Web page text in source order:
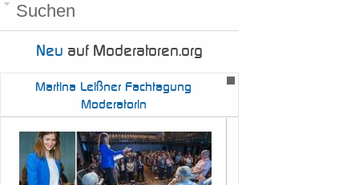
Suchen
Neu auf Moderatoren.org
Martina Leißner Fachtagung
Moderatorin